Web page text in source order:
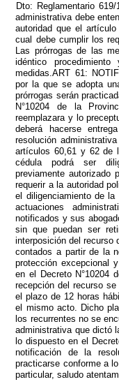
Dto: Reglamentario
administrativa debe
autoridad que el
cual debe cumplir los
Las prórrogas de las
idéntico
medidas.ART 61:
por la que se adopta
prórrogas serán
N°10204 de la
reemplazara y lo
deberá hacerse
resolución
artículos 60,61 y 62 de
cédula podrá ser
previamente autorizado
requerir a la autoridad
el diligenciamiento de la
actuaciones
notificados y sus
sin que puedan ser
interposición del recurso
contados a partir de la
protección excepcional
en el Decreto N°10204
recepción del recurso
el plazo de 12 horas
el mismo acto. Dicho
los recurrentes no se
administrativa que dictó
lo dispuesto en el
notificación de la
practicarse conforme a
particular, saludo